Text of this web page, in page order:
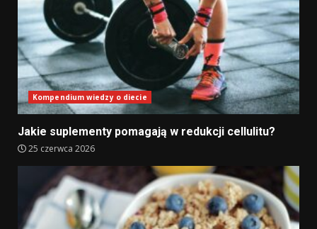
Kompendium wiedzy o diecie
Jakie suplementy pomagają w redukcji cellulitu?
25 czerwca 2026